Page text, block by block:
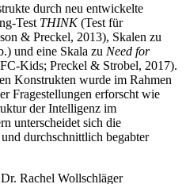
durch neu entwickelte
Test THINK(Test für
& Preckel, 2013), Skalen zu
und eine Skala zu Need for
Kids; Preckel & Strobel, 2017).
Konstrukten wurde im Rahmen
Fragestellungen erforscht wie
der Intelligenz im
unterscheidet sich die
durchschnittlich begabter
Dr. Rachel Wollschläger